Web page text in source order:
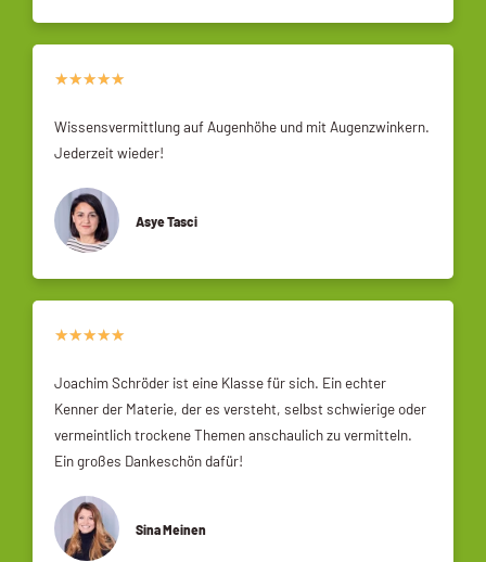
★★★★★
Wissensvermittlung auf Augenhöhe und mit Augenzwinkern.
Jederzeit wieder!
Asye Tasci
★★★★★
Joachim Schröder ist eine Klasse für sich. Ein echter
Kenner der Materie, der es versteht, selbst schwierige oder
vermeintlich trockene Themen anschaulich zu vermitteln.
Ein großes Dankeschön dafür!
Sina Meinen